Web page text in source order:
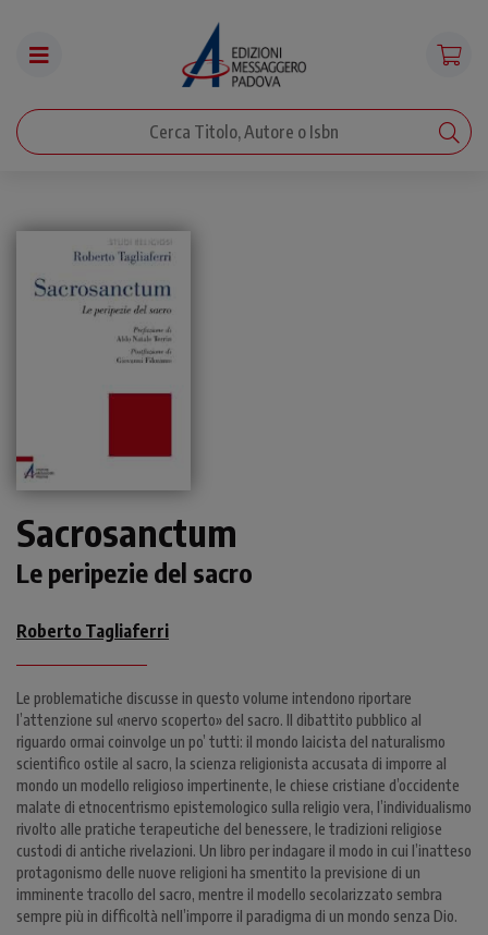
Sacrosanctum
Le peripezie del sacro
Roberto Tagliaferri
Le problematiche discusse in questo volume intendono riportare
l’attenzione sul «nervo scoperto» del sacro. Il dibattito pubblico al
riguardo ormai coinvolge un po’ tutti: il mondo laicista del naturalismo
scientifico ostile al sacro, la scienza religionista accusata di imporre al
mondo un modello religioso impertinente, le chiese cristiane d’occidente
malate di etnocentrismo epistemologico sulla religio vera, l’individualismo
rivolto alle pratiche terapeutiche del benessere, le tradizioni religiose
custodi di antiche rivelazioni. Un libro per indagare il modo in cui l’inatteso
protagonismo delle nuove religioni ha smentito la previsione di un
imminente tracollo del sacro, mentre il modello secolarizzato sembra
sempre più in difficoltà nell’imporre il paradigma di un mondo senza Dio.